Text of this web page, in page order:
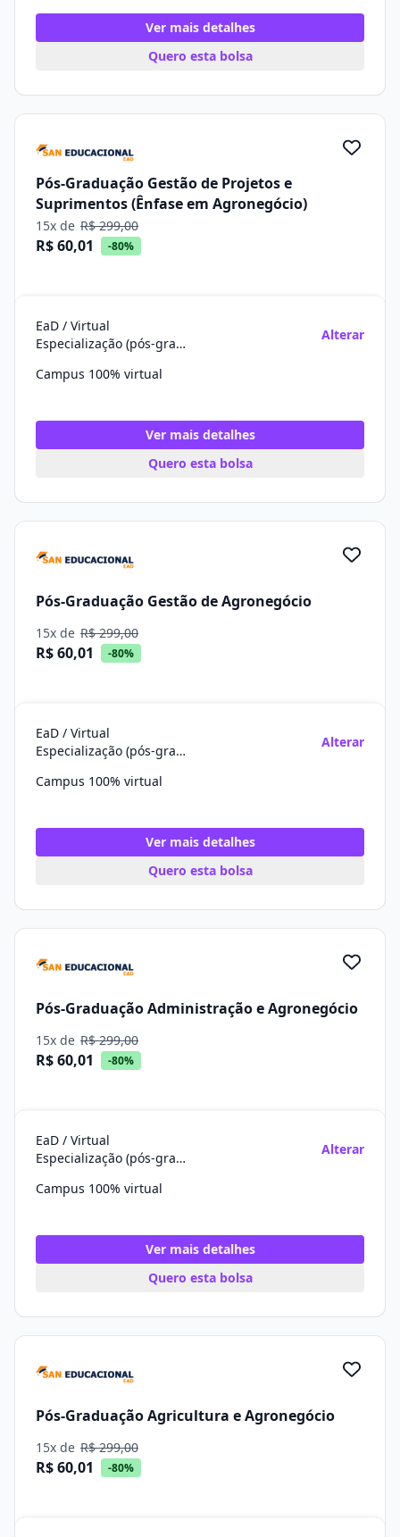
Ver mais detalhes
Quero esta bolsa
Pós-Graduação Gestão de Projetos e
Suprimentos (Ênfase em Agronegócio)
15x de R$ 299,00
R$ 60,01 -80%
EaD / Virtual
Especialização (pós-graduação)
Alterar
Campus 100% virtual
Ver mais detalhes
Quero esta bolsa
Pós-Graduação Gestão de Agronegócio
15x de R$ 299,00
R$ 60,01 -80%
EaD / Virtual
Especialização (pós-graduação)
Alterar
Campus 100% virtual
Ver mais detalhes
Quero esta bolsa
Pós-Graduação Administração e Agronegócio
15x de R$ 299,00
R$ 60,01 -80%
EaD / Virtual
Especialização (pós-graduação)
Alterar
Campus 100% virtual
Ver mais detalhes
Quero esta bolsa
Pós-Graduação Agricultura e Agronegócio
15x de R$ 299,00
R$ 60,01 -80%